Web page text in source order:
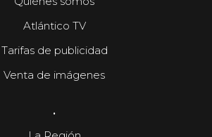
Atlántico TV
Tarifas de publicidad
Venta de imágenes
.